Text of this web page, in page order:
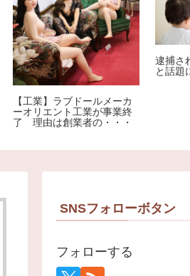
【工業】ラブドールメーカ
ーオリエント工業が事業終
了 理由は創業者の・・・
逮捕さ
と話題
SNSフォローボタン
フォローする